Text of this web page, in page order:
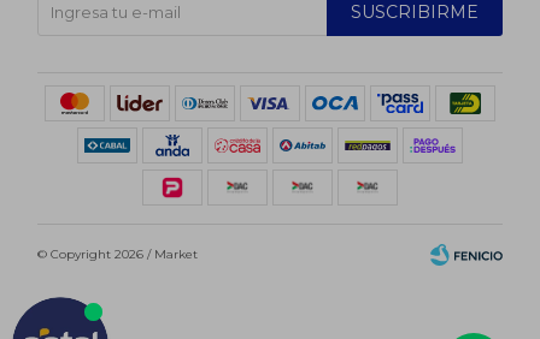
SUSCRIBIRME
© Copyright 2026 / Market